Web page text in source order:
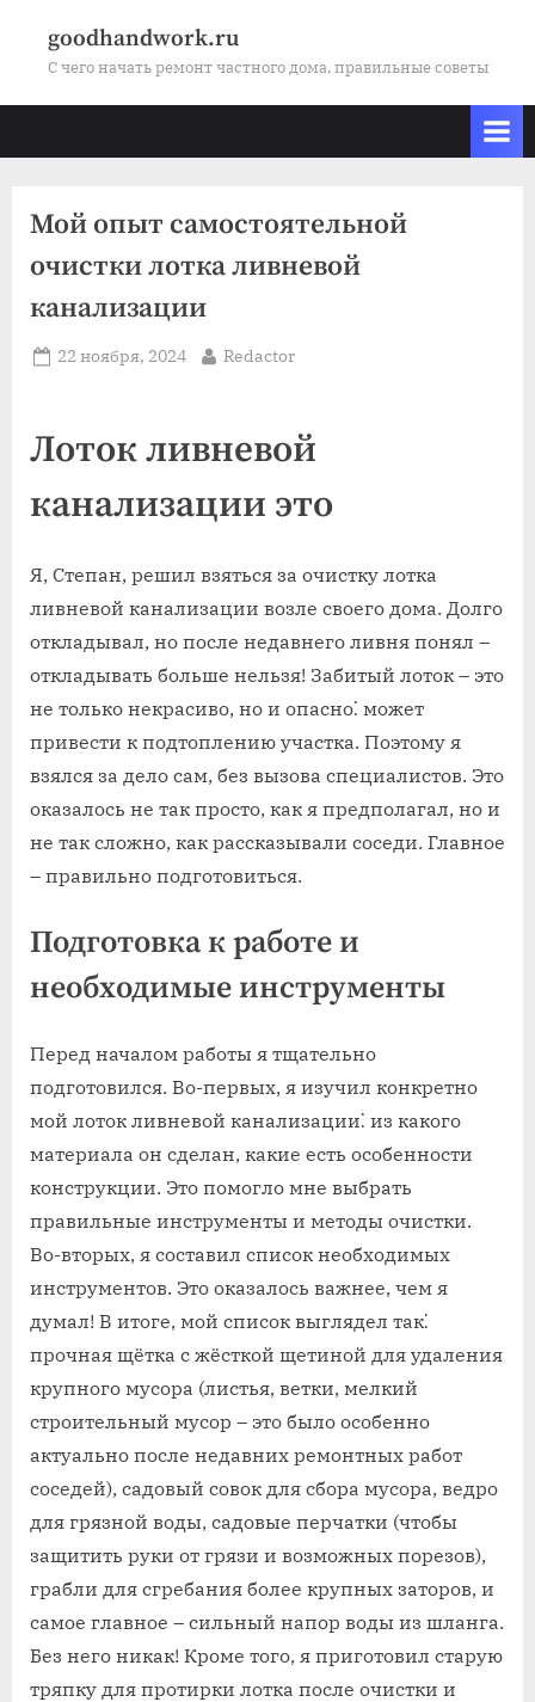
goodhandwork.ru
С чего начать ремонт частного дома, правильные советы
Мой опыт самостоятельной
очистки лотка ливневой
канализации
Posted
22 ноября, 2024 By
Redactor
Лоток ливневой
канализации это
Я, Степан, решил взяться за очистку лотка
ливневой канализации возле своего дома. Долго
откладывал, но после недавнего ливня понял –
откладывать больше нельзя! Забитый лоток – это
не только некрасиво, но и опасно⁚ может
привести к подтоплению участка. Поэтому я
взялся за дело сам, без вызова специалистов. Это
оказалось не так просто, как я предполагал, но и
не так сложно, как рассказывали соседи. Главное
– правильно подготовиться.
Подготовка к работе и
необходимые инструменты
Перед началом работы я тщательно
подготовился. Во-первых, я изучил конкретно
мой лоток ливневой канализации⁚ из какого
материала он сделан, какие есть особенности
конструкции. Это помогло мне выбрать
правильные инструменты и методы очистки.
Во-вторых, я составил список необходимых
инструментов. Это оказалось важнее, чем я
думал! В итоге, мой список выглядел так⁚
прочная щётка с жёсткой щетиной для удаления
крупного мусора (листья, ветки, мелкий
строительный мусор – это было особенно
актуально после недавних ремонтных работ
соседей), садовый совок для сбора мусора, ведро
для грязной воды, садовые перчатки (чтобы
защитить руки от грязи и возможных порезов),
грабли для сгребания более крупных заторов, и
самое главное – сильный напор воды из шланга.
Без него никак! Кроме того, я приготовил старую
тряпку для протирки лотка после очистки и